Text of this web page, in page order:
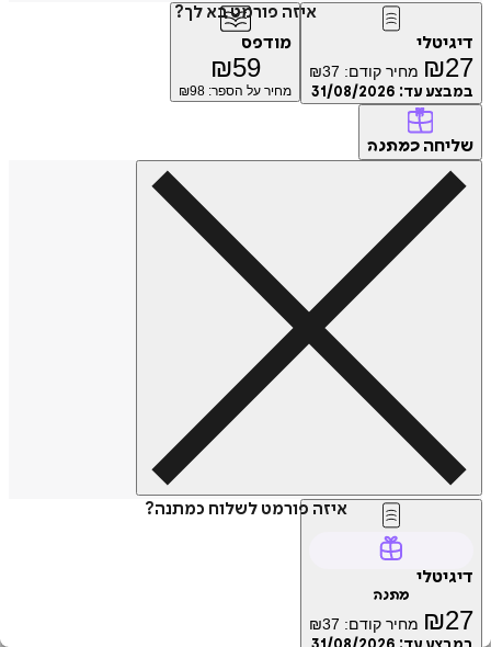
איזה פורמט בא לך?
דיגיטלי
₪27 מחיר קודם: ₪37
במבצע עד: 31/08/2026
מודפס
₪59
מחיר על הספר: ₪ 98
שליחה כמתנה
איזה פורמט לשלוח כמתנה?
דיגיטלי
מתנה
₪27 מחיר קודם: ₪37